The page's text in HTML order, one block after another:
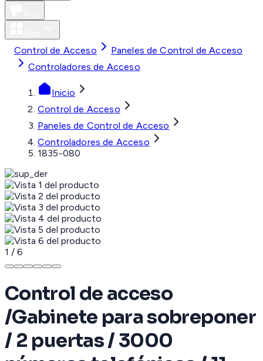
Control de Acceso
Paneles de Control de Acceso
Controladores de Acceso
Inicio
Control de Acceso
Paneles de Control de Acceso
Controladores de Acceso
1835-080
1 / 6
Control de acceso
/Gabinete para sobreponer
/ 2 puertas / 3000